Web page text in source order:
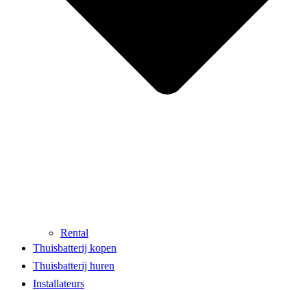
Rental
Thuisbatterij kopen
Thuisbatterij huren
Installateurs